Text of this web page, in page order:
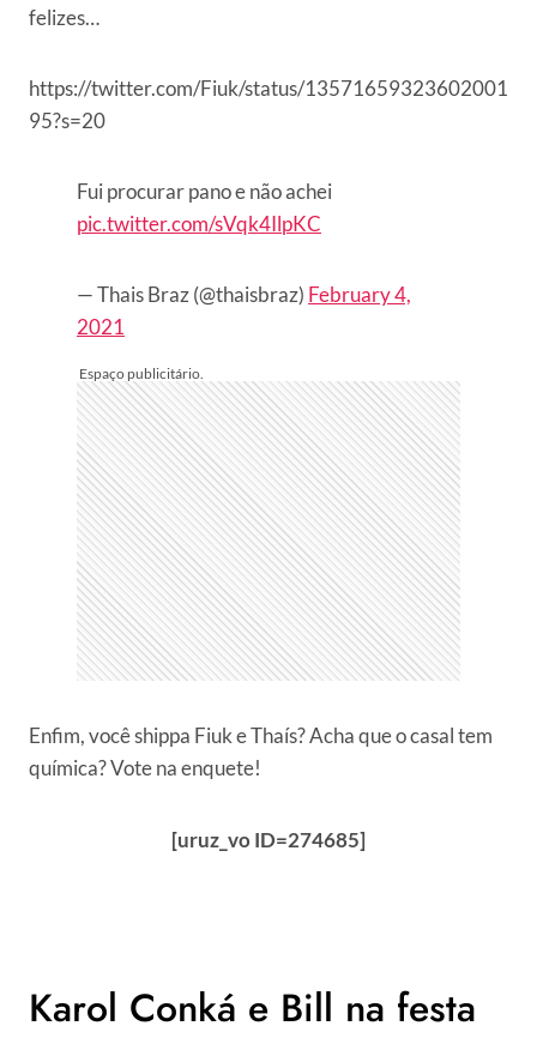
felizes…
https://twitter.com/Fiuk/status/13571659323602001
95?s=20
Fui procurar pano e não achei
pic.twitter.com/sVqk4IlpKC
— Thais Braz (@thaisbraz) February 4,
2021
Enfim, você shippa Fiuk e Thaís? Acha que o casal tem
química? Vote na enquete!
[uruz_vo ID=274685]
Karol Conká e Bill na festa